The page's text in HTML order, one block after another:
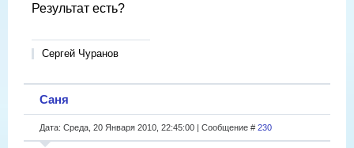
Результат есть?
Сергей Чуранов
Саня
Дата: Среда, 20 Января 2010, 22:45:00 | Сообщение # 230